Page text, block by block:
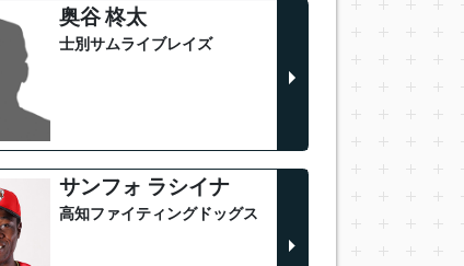
奥谷 柊太
士別サムライブレイズ
サンフォ ラシイナ
高知ファイティングドッグス